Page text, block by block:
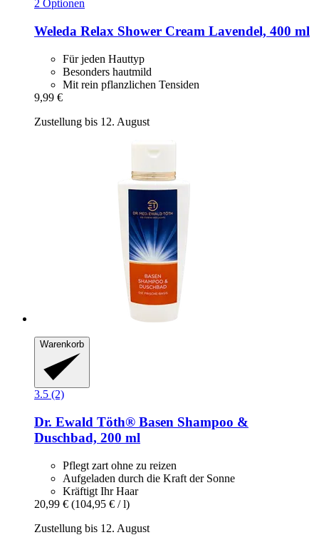
2 Optionen
Weleda Relax Shower Cream Lavendel, 400 ml
Für jeden Hauttyp
Besonders hautmild
Mit rein pflanzlichen Tensiden
9,99 €
Zustellung bis 12. August
Warenkorb
3.5 (2)
Dr. Ewald Töth® Basen Shampoo &
Duschbad, 200 ml
Pflegt zart ohne zu reizen
Aufgeladen durch die Kraft der Sonne
Kräftigt Ihr Haar
20,99 € (104,95 € / l)
Zustellung bis 12. August